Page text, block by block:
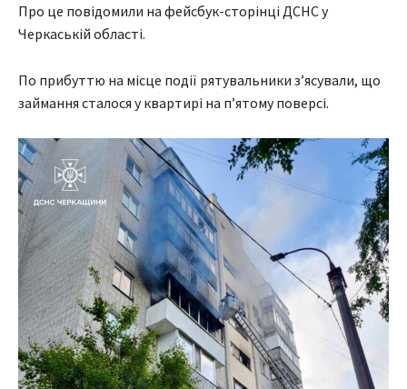
Про це повідомили на фейсбук-сторінці ДСНС у
Черкаській області.
По прибуттю на місце події рятувальники зʼясували, що
займання сталося у квартирі на п’ятому поверсі.